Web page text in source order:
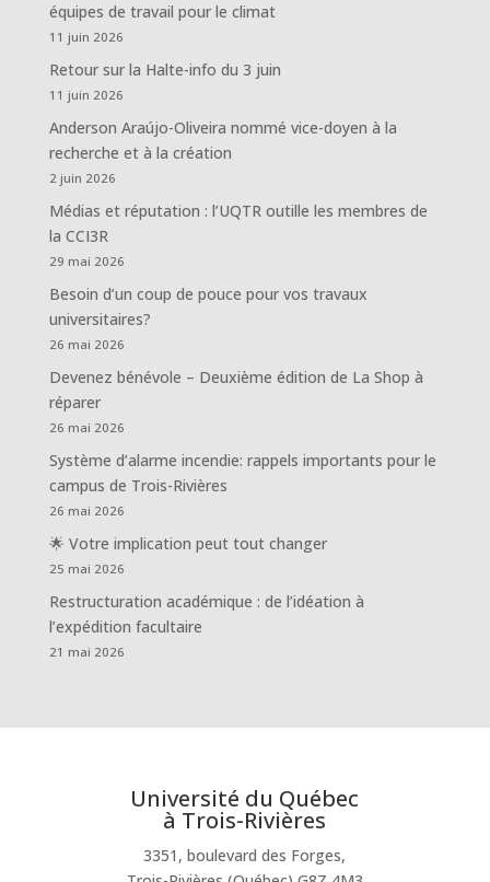
équipes de travail pour le climat
11 juin 2026
Retour sur la Halte-info du 3 juin
11 juin 2026
Anderson Araújo-Oliveira nommé vice-doyen à la
recherche et à la création
2 juin 2026
Médias et réputation : l’UQTR outille les membres de
la CCI3R
29 mai 2026
Besoin d’un coup de pouce pour vos travaux
universitaires?
26 mai 2026
Devenez bénévole – Deuxième édition de La Shop à
réparer
26 mai 2026
Système d’alarme incendie: rappels importants pour le
campus de Trois-Rivières
26 mai 2026
🌟 Votre implication peut tout changer
25 mai 2026
Restructuration académique : de l’idéation à
l’expédition facultaire
21 mai 2026
Université du Québec
à Trois-Rivières
3351, boulevard des Forges,